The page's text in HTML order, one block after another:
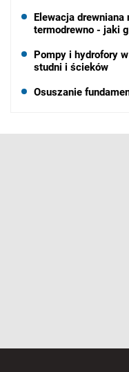
Elewacja
termodrewno - jaki
Pompy i hydrofory
studni i ścieków
Osuszanie